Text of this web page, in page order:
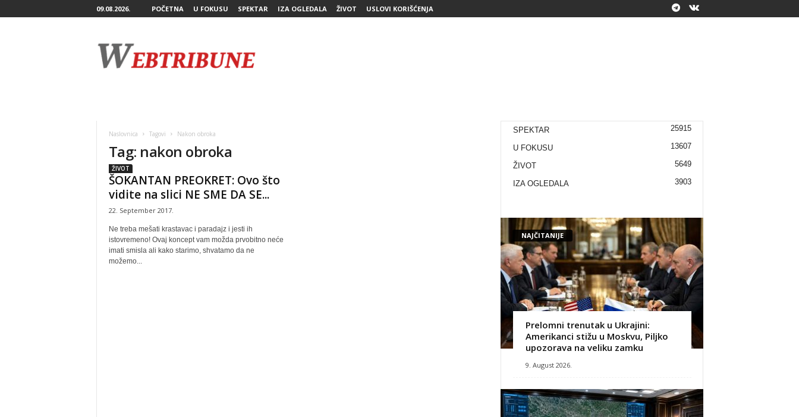
09.08.2026. POČETNA U FOKUSU SPEKTAR IZA OGLEDALA ŽIVOT USLOVI KORIŠĆENJA
Naslovnica Tagovi Nakon obroka
Tag: nakon obroka
ŽIVOT
ŠOKANTAN PREOKRET: Ovo što
vidite na slici NE SME DA SE...
22. September 2017.
Ne treba mešati krastavac i paradajz i jesti ih
istovremeno! Ovaj koncept vam možda prvobitno neće
imati smisla ali kako starimo, shvatamo da ne
možemo...
SPEKTAR 25915
U FOKUSU 13607
ŽIVOT 5649
IZA OGLEDALA 3903
NAJČITANIJE
Prelomni trenutak u Ukrajini:
Amerikanci stižu u Moskvu, Piljko
upozorava na veliku zamku
9. August 2026.